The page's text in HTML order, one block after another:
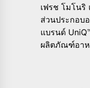
เฟรช โมโนริ
ส่วนประกอบ
แบรนด์
ผลิตภัณฑ์อาห